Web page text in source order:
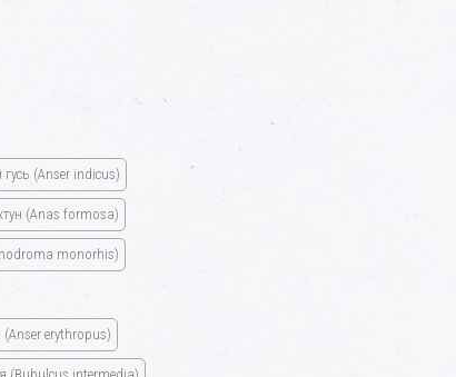
(Anser indicus)
(Anas formosa)
monorhis)
(Anser erythropus)